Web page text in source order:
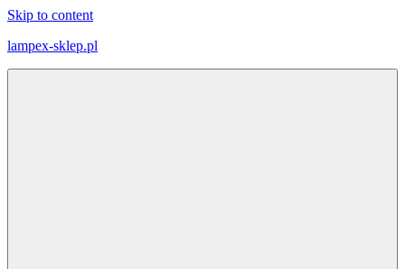
Skip to content
lampex-sklep.pl